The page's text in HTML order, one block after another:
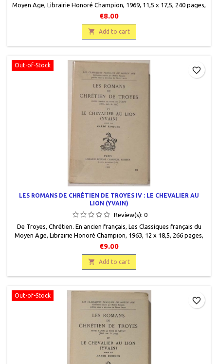
Moyen Age, Librairie Honoré Champion, 1969, 11,5 x 17,5, 240 pages,
broché, occasion. Bon état. Protégé par un rhodoïd. Nom au stylo
sur la page de titre.
€8.00
 Add to cart
Out-of-Stock
LES ROMANS DE CHRÉTIEN DE TROYES IV : LE CHEVALIER AU
LION (YVAIN)
Review(s): 0
De Troyes, Chrétien. En ancien français, Les Classiques français du
Moyen Age, Librairie Honoré Champion, 1963, 12 x 18,5, 266 pages,
broché, occasion. Bon état. Protégé par un rhodoïd. Nom au stylo
sur la page de titre.
€9.00
 Add to cart
favorite_border
Out-of-Stock
favorite_border